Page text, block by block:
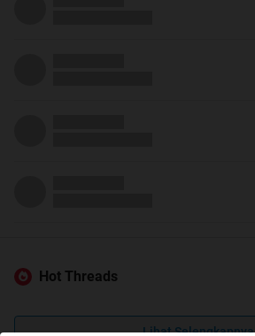
Hot Threads
Lihat Selengkapnya